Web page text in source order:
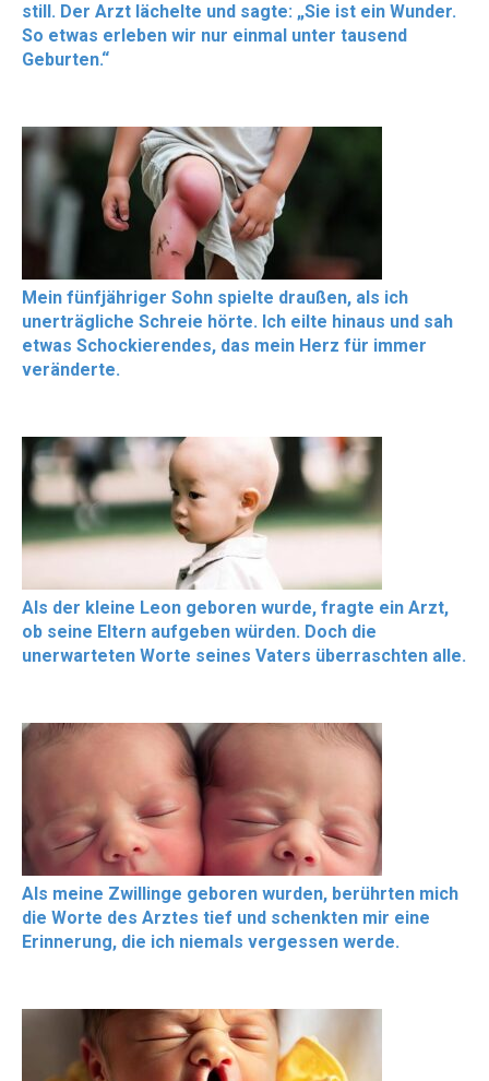
still. Der Arzt lächelte und sagte: „Sie ist ein Wunder.
So etwas erleben wir nur einmal unter tausend
Geburten.“
Mein fünfjähriger Sohn spielte draußen, als ich
unerträgliche Schreie hörte. Ich eilte hinaus und sah
etwas Schockierendes, das mein Herz für immer
veränderte.
Als der kleine Leon geboren wurde, fragte ein Arzt,
ob seine Eltern aufgeben würden. Doch die
unerwarteten Worte seines Vaters überraschten alle.
Als meine Zwillinge geboren wurden, berührten mich
die Worte des Arztes tief und schenkten mir eine
Erinnerung, die ich niemals vergessen werde.